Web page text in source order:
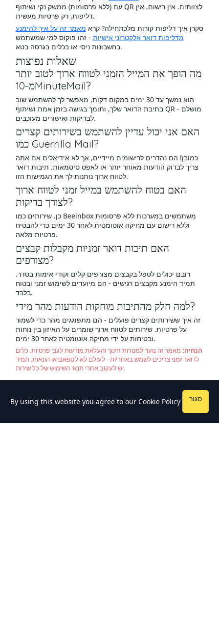
עם (ללא פרסומות) ממשק נקי ושיתוף QR לצוותים. אין רישום, אין
דליפות, רק פרטיות מעשית.
סקרן איך דליפות קורות מלכתחילה? קרא מאמר זה על איך להימנע
מדליפות דואר אלקטרוני אישיות - זהו פוקוס למי שמשתמש
בחשבונות ניסי או בכלים בגרסה בטא.
שאלות נפוצות
מה הופך את המייל הזמני לטווח ארוך לטוב יותר
מ-10MinuteMail?
הוא נמשך עד 30 ימים במקום דקות, מאפשר לך להשתמש שוב
בתיבת הדואר שלך, ותומך בגישה בזמן אמת ושיתוף QR - מושלם
לבדיקות ואישורים מעוכבים.
האם אני יכול עדיין להשתמש בשירותים קצרים
כמו Guerrilla Mail?
כמובן! הם נהדרים לרישומים מיידיים, אך לא אידיאלים אם אתה
צריך לבדוק הודעות מאוחר יותר או לאפס סיסמאות. תיבות דואר
לטווח ארוך נותנות לך את הגמישות הזו.
האם בטוח להשתמש במייל זמני לטווח ארוך
לצורך בדיקות?
כן. שירותים כמו Beeinbox משתמשים במערכות ללא פרסומות
וללא רישום עם מחיקה אוטומטית לאחר 30 ימים כדי להבטיח
פרטיות מלאה.
האם תיבות דואר זמניות מקבלות קבצים
מצורפים?
רובם יכולים לטפל בקבצים מצורפים קלים וקודי אימות בסדר.
תמיד הימנע מקבצים רגישים - הם מיועדים לשימוש זמני ובטוח
בלבד.
למה חלק מהתיבות מוחקות הודעות מהר מידי?
זה איך ששירותים קצרים פועלים - הם מתפוגגים מהר כדי לשמור
על פרטיות. שירותים לטווח ארוך שומרים על האיזון בין נוחות
ובטיחות על ידי מחיקה אוטומטית לאחר 30 ימים.
הנחיה: מאמר זה נועד למטרות חינוך והעלאת מודעות לגבי פרטיות. כלים
לדואר זמני צריכים לשמש באחריות - לעולם לא לספאם או הונאות. תמיד
יש לעקוב אחרי תנאי השימוש של כל שירות.
By using this website you agree to our Cookie Policy סגור